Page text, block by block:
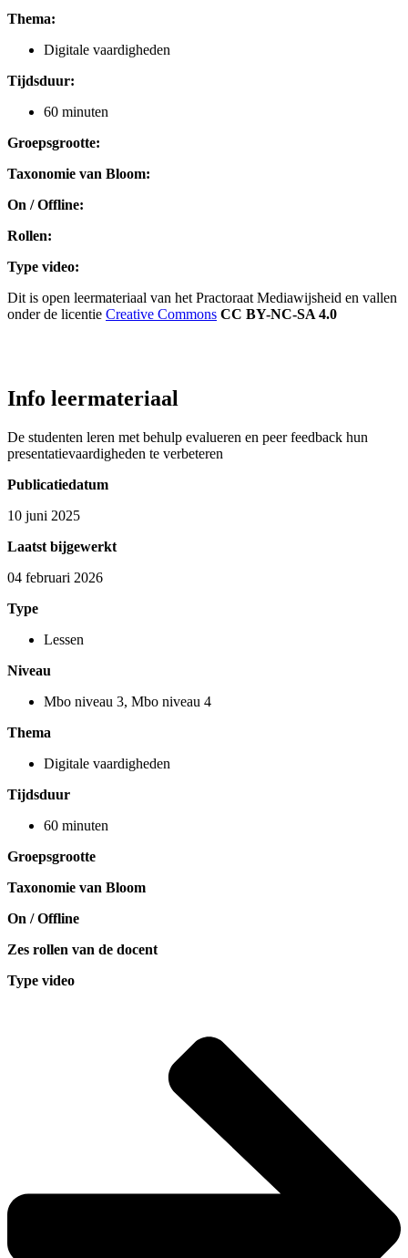
Thema:
Digitale vaardigheden
Tijdsduur:
60 minuten
Groepsgrootte:
Taxonomie van Bloom:
On / Offline:
Rollen:
Type video:
Dit is open leermateriaal van het Practoraat Mediawijsheid en vallen
onder de licentie Creative Commons CC BY-NC-SA 4.0
Info leermateriaal
De studenten leren met behulp evalueren en peer feedback hun
presentatievaardigheden te verbeteren
Publicatiedatum
10 juni 2025
Laatst bijgewerkt
04 februari 2026
Type
Lessen
Niveau
Mbo niveau 3, Mbo niveau 4
Thema
Digitale vaardigheden
Tijdsduur
60 minuten
Groepsgrootte
Taxonomie van Bloom
On / Offline
Zes rollen van de docent
Type video